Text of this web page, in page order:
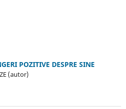
POZITIVE DESPRE SINE
(autor)